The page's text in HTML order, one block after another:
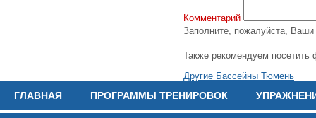
Комментарий
Заполните, пожалуйста, Ваши
Также рекомендуем посетить
Другие Бассейны Тюмень
ГЛАВНАЯ ПРОГРАММЫ ТРЕНИРОВОК